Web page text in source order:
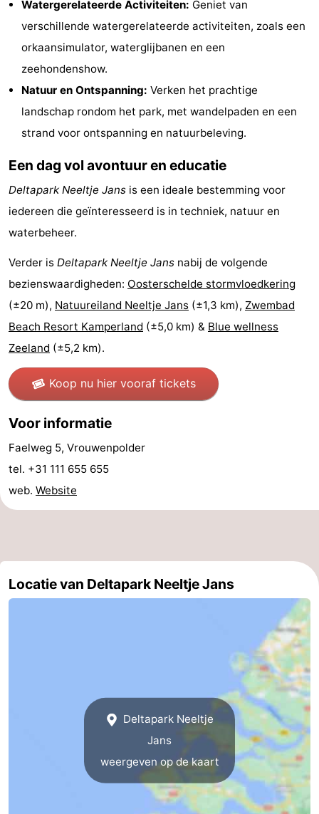
Zeeland
Schouwen-
Duiveland
-
Renesse
Bruinisse
-
Zierikzee
-
Oosterschelde
Burgh
Haamstede
-
Natuur
Kop
van
Walcheren
-
Veere
-
Natuur
-
Walcherse
Dishoek
-
Watergerelateerde Activiteiten: Geniet van
verschillende watergerelateerde activiteiten, zoals een
orkaansimulator, waterglijbanen en een
zeehondenshow.
Natuur en Ontspanning: Verken het prachtige
landschap rondom het park, met wandelpaden en een
strand voor ontspanning en natuurbeleving.
Een dag vol avontuur en educatie
Deltapark Neeltje Jans is een ideale bestemming voor
iedereen die geïnteresseerd is in techniek, natuur en
waterbeheer.
Verder is Deltapark Neeltje Jans nabij de volgende
bezienswaardigheden: Oosterschelde stormvloedkering
(±20 m), Natuureiland Neeltje Jans (±1,3 km), Zwembad
Beach Resort Kamperland (±5,0 km) & Blue wellness
Zeeland (±5,2 km).
Koop nu hier vooraf tickets
Voor informatie
Faelweg 5, Vrouwenpolder
tel. +31 111 655 655
web. Website
Locatie van Deltapark Neeltje Jans
Deltapark Neeltje
Jans
weergeven op de kaart